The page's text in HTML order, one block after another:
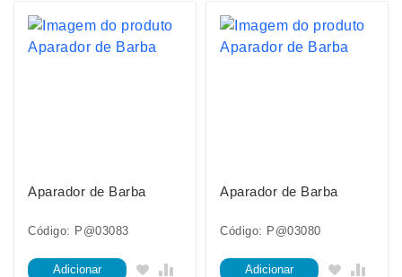
Aparador de Barba
Código: P@03083
Adicionar
Aparador de Barba
Código: P@03080
Adicionar